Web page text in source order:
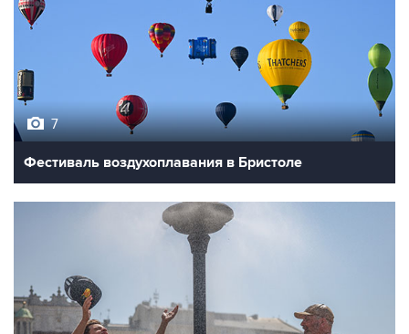
7
Фестиваль воздухоплавания в Бристоле